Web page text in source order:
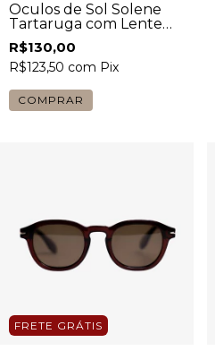
Óculos de Sol Solene
Tartaruga com Lente
Escura Unissex
R$130,00
R$123,50 com Pix
COMPRAR
FRETE GRÁTIS